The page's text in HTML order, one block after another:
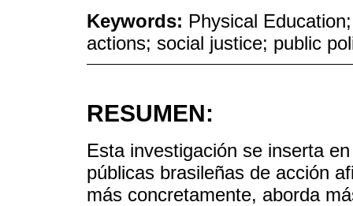
Keywords: Physical
actions; social justice; public
RESUMEN:
Esta investigación se inserta
públicas brasileñas de acción
más concretamente, aborda